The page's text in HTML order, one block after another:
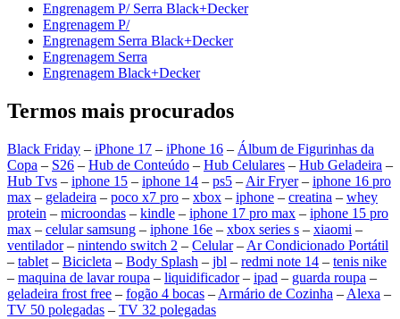
Engrenagem P/ Serra Black+Decker
Engrenagem P/
Engrenagem Serra Black+Decker
Engrenagem Serra
Engrenagem Black+Decker
Termos mais procurados
Black Friday – iPhone 17 – iPhone 16 – Álbum de Figurinhas da
Copa – S26 – Hub de Conteúdo – Hub Celulares – Hub Geladeira –
Hub Tvs – iphone 15 – iphone 14 – ps5 – Air Fryer– iphone 16 pro
max – geladeira – poco x7 pro – xbox – iphone – creatina – whey
protein – microondas – kindle – iphone 17 pro max – iphone 15 pro
max – celular samsung – iphone 16e – xbox series s – xiaomi –
ventilador– nintendo switch 2 – Celular– Ar Condicionado Portátil
– tablet – Bicicleta – Body Splash – jbl – redmi note 14 – tenis nike
– maquina de lavar roupa – liquidificador– ipad – guarda roupa –
geladeira frost free – fogão 4 bocas – Armário de Cozinha – Alexa –
TV 50 polegadas – TV 32 polegadas